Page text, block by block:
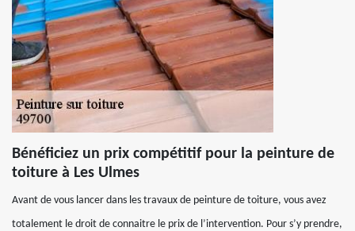
Bénéficiez un prix compétitif pour la peinture de
toiture à Les Ulmes
Avant de vous lancer dans les travaux de peinture de toiture, vous avez
totalement le droit de connaitre le prix de l’intervention. Pour s’y prendre,